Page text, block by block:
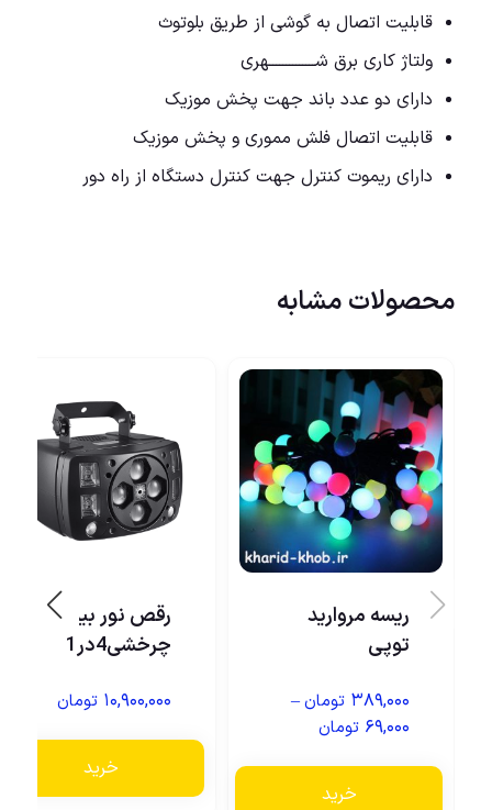
قابلیت اتصال به گوشی از طریق بلوتوث
ولتاژ کاری برق شــــــــــــــهری
دارای دو عدد باند جهت پخش موزیک
قابلیت اتصال فلش مموری و پخش موزیک
دارای ریموت کنترل جهت کنترل دستگاه از راه دور
محصولات مشابه
ریسه مروارید
توپی
۳۸۹,۰۰۰ تومان–
۶۹,۰۰۰ تومان
خرید
رقص نور بیم دار
چرخشی4در1
۱۰,۹۰۰,۰۰۰ تومان
خرید